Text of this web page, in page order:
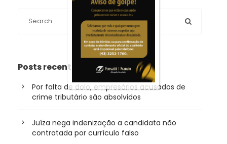
Posts recentes
Por falta de dolo, empresários acusados de
crime tributário são absolvidos
Juíza nega indenização a candidata não
contratada por currículo falso